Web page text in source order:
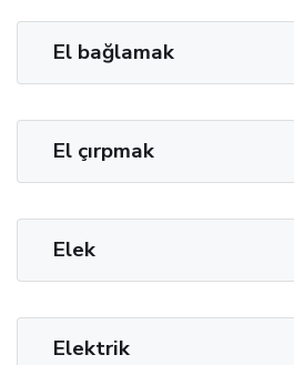
El bağlamak
El çırpmak
Elek
Elektrik